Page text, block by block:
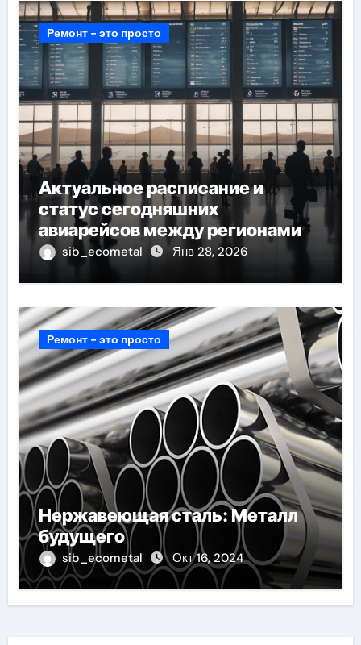
Ремонт - это просто
Актуальное расписание и
статус сегодняшних
авиарейсов между регионами
sib_ecometal Янв 28, 2026
Ремонт - это просто
Нержавеющая сталь: Металл
будущего
sib_ecometal Окт 16, 2024